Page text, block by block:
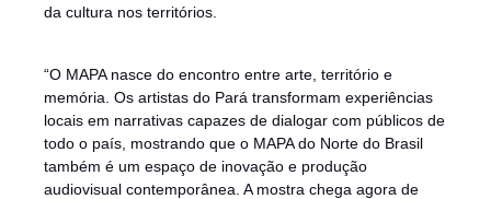
da cultura nos territórios.
“O MAPA nasce do encontro entre arte, território e
memória. Os artistas do Pará transformam experiências
locais em narrativas capazes de dialogar com públicos de
todo o país, mostrando que o MAPA do Norte do Brasil
também é um espaço de inovação e produção
audiovisual contemporânea. A mostra chega agora de